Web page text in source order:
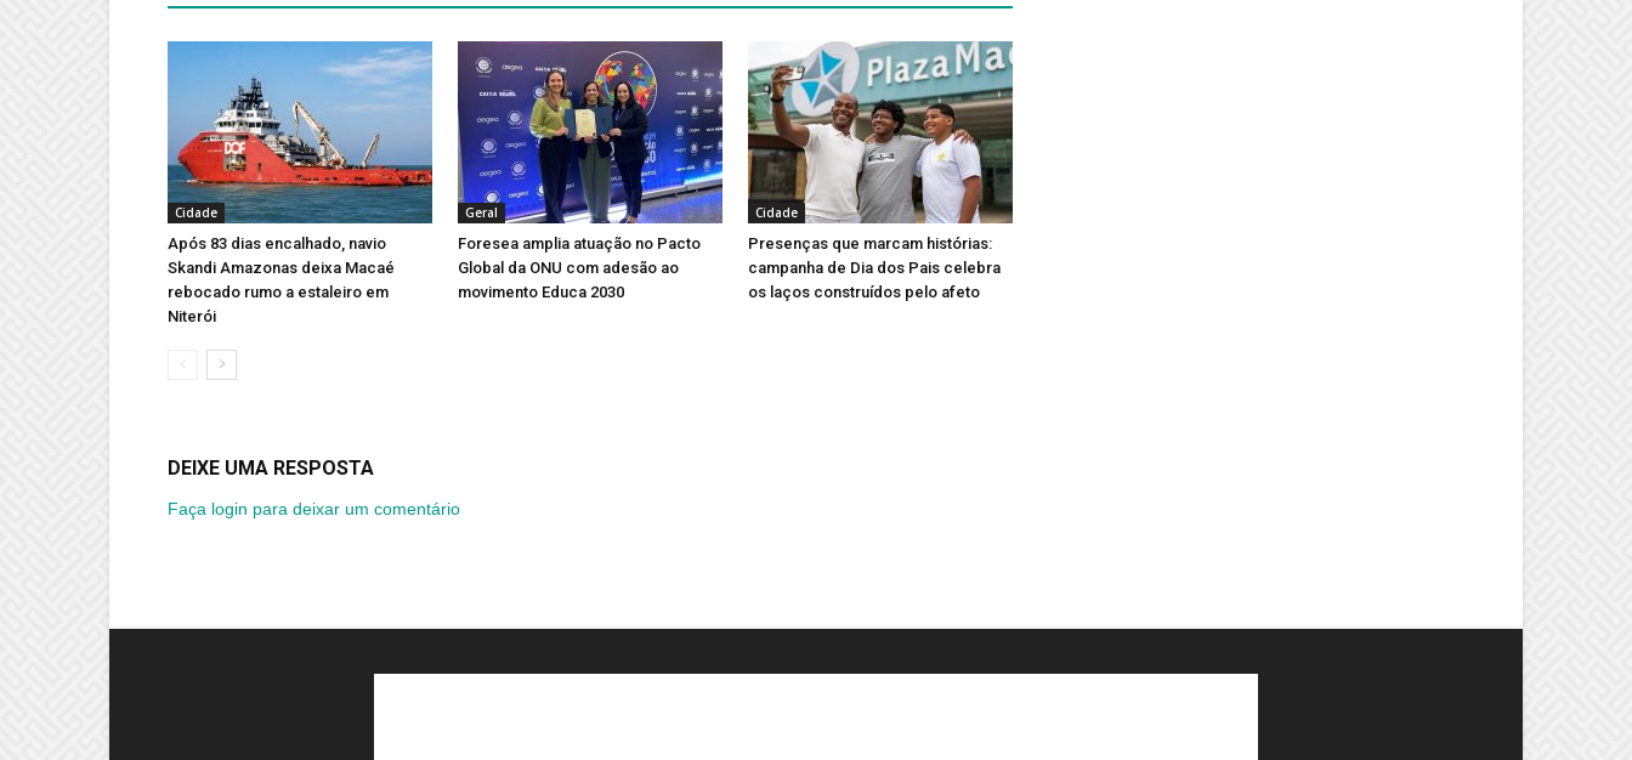
Cidade
Após 83 dias encalhado, navio
Skandi Amazonas deixa Macaé
rebocado rumo a estaleiro em
Niterói
Geral
Foresea amplia atuação no Pacto
Global da ONU com adesão ao
movimento Educa 2030
Cidade
Presenças que marcam histórias:
campanha de Dia dos Pais celebra
os laços construídos pelo afeto
DEIXE UMA RESPOSTA
Faça login para deixar um comentário